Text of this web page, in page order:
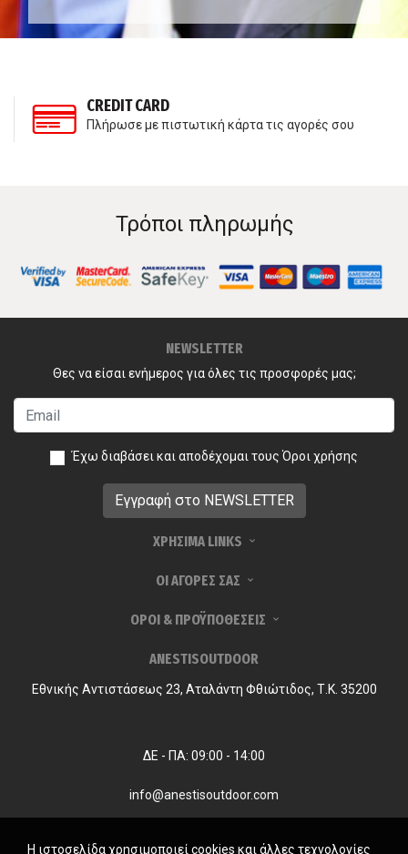
CREDIT CARD
Πλήρωσε με πιστωτική κάρτα τις αγορές σου
Τρόποι πληρωμής
NEWSLETTER
Θες να είσαι ενήμερος για όλες τις προσφορές μας;
Έχω διαβάσει και αποδέχομαι τους Όροι χρήσης
ΧΡΗΣΙΜΑ LINKS
ΟΙ ΑΓΟΡΕΣ ΣΑΣ
ΟΡΟΙ & ΠΡΟΫΠΟΘΕΣΕΙΣ
ANESTISOUTDOOR
Εθνικής Αντιστάσεως 23, Αταλάντη Φθιώτιδος, Τ.Κ. 35200
ΔΕ - ΠΑ: 09:00 - 14:00
info@anestisoutdoor.com
Η ιστοσελίδα χρησιμοποιεί cookies και άλλες τεχνολογίες